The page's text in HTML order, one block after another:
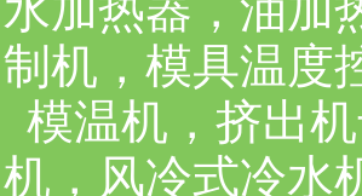
制机，模具温度
模温机，挤出
机，风冷式冷水